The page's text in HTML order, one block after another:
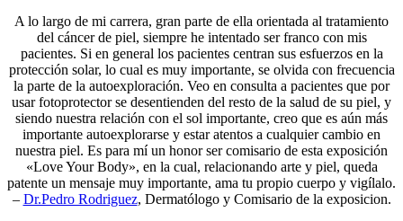
A lo largo de mi carrera, gran parte de ella orientada al tratamiento
del cáncer de piel, siempre he intentado ser franco con mis
pacientes. Si en general los pacientes centran sus esfuerzos en la
protección solar, lo cual es muy importante, se olvida con frecuencia
la parte de la autoexploración. Veo en consulta a pacientes que por
usar fotoprotector se desentienden del resto de la salud de su piel, y
siendo nuestra relación con el sol importante, creo que es aún más
importante autoexplorarse y estar atentos a cualquier cambio en
nuestra piel. Es para mí un honor ser comisario de esta exposición
«Love Your Body», en la cual, relacionando arte y piel, queda
patente un mensaje muy importante, ama tu propio cuerpo y vigílalo.
– Dr.Pedro Rodriguez, Dermatólogo y Comisario de la exposicion.